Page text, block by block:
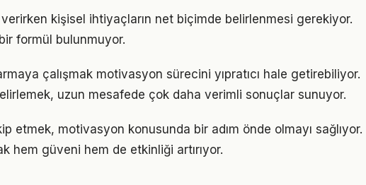
kişisel ihtiyaçların net biçimde belirlenmesi gerekiyor.
formül bulunmuyor.
çalışmak motivasyon sürecini yıpratıcı hale getirebiliyor.
uzun mesafede çok daha verimli sonuçlar sunuyor.
etmek, motivasyon konusunda bir adım önde olmayı sağlıyor.
hem güveni hem de etkinliği artırıyor.